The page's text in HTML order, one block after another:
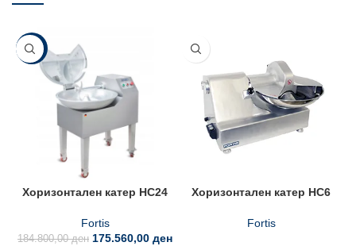
-5%
Хоризонтален катер HC24
Fortis
184.800,00ден 175.560,00 ден
Хоризонтален катер HC6
Fortis